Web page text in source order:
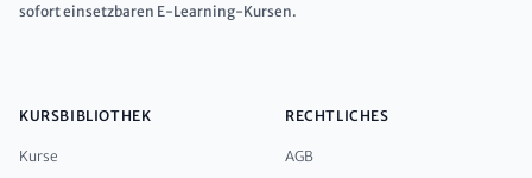
sofort einsetzbaren E-Learning-Kursen.
KURSBIBLIOTHEK
Kurse
RECHTLICHES
AGB